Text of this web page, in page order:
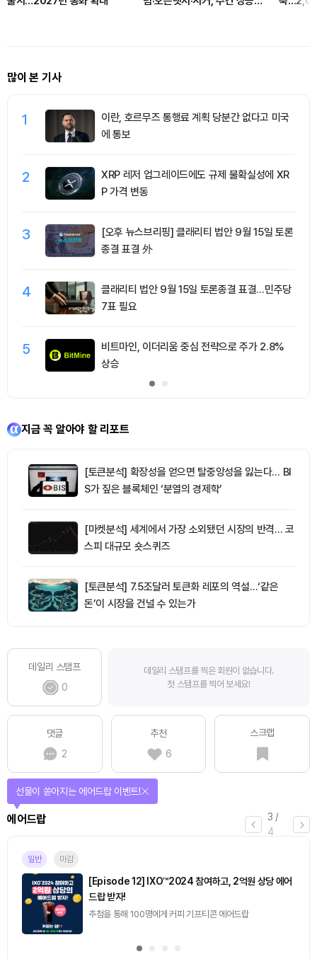
많이 본 기사
1
이란, 호르무즈 통행료 계획 당분간 없다고 미국
에 통보
2
XRP 레저 업그레이드에도 규제 불확실성에 XR
P 가격 변동
3
[오후 뉴스브리핑] 클래리티 법안 9월 15일 토론
종결 표결 外
4
클래리티 법안 9월 15일 토론종결 표결…민주당
7표 필요
5
비트마인, 이더리움 중심 전략으로 주가 2.8%
상승
지금 꼭 알아야 할 리포트
[토큰분석] 확장성을 얻으면 탈중앙성을 잃는다… BI
S가 짚은 블록체인 ‘분열의 경제학’
[마켓분석] 세계에서 가장 소외됐던 시장의 반격… 코
스피 대규모 숏스퀴즈
[토큰분석] 7.5조달러 토큰화 레포의 역설…‘같은
돈’이 시장을 건널 수 있는가
데일리 스탬프
0
데일리 스탬프를 찍은 회원이 없습니다.
첫 스탬프를 찍어 보세요!
댓글
2
추천
6
스크랩
3 /
4
에어드랍
선물이 쏟아지는 에어드랍 이벤트!
일반 마감
[Episode 12] IXO™2024 참여하고, 2억원 상당 에어
드랍 받자!
추첨을 통해 100명에게 커피 기프티콘 에어드랍